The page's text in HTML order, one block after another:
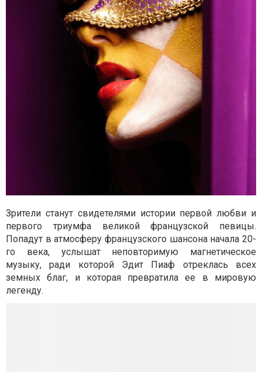
Зрители станут свидетелями истории первой любви и
первого триумфа великой французской певицы.
Попадут в атмосферу французского шансона начала 20-
го века, услышат неповторимую магнетическое
музыку, ради которой Эдит Пиаф отреклась всех
земных благ, и которая превратила ее в мировую
легенду.